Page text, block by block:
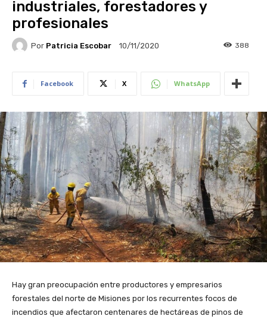
industriales, forestadores y
profesionales
Por Patricia Escobar 10/11/2020 388
Facebook X WhatsApp
Hay gran preocupación entre productores y empresarios
forestales del norte de Misiones por los recurrentes focos de
incendios que afectaron centenares de hectáreas de pinos de